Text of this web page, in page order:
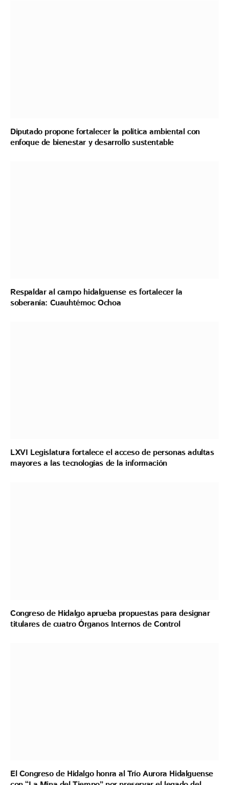
Diputado propone fortalecer la política ambiental con
enfoque de bienestar y desarrollo sustentable
Respaldar al campo hidalguense es fortalecer la
soberanía: Cuauhtémoc Ochoa
LXVI Legislatura fortalece el acceso de personas adultas
mayores a las tecnologías de la información
Congreso de Hidalgo aprueba propuestas para designar
titulares de cuatro Órganos Internos de Control
El Congreso de Hidalgo honra al Trío Aurora Hidalguense